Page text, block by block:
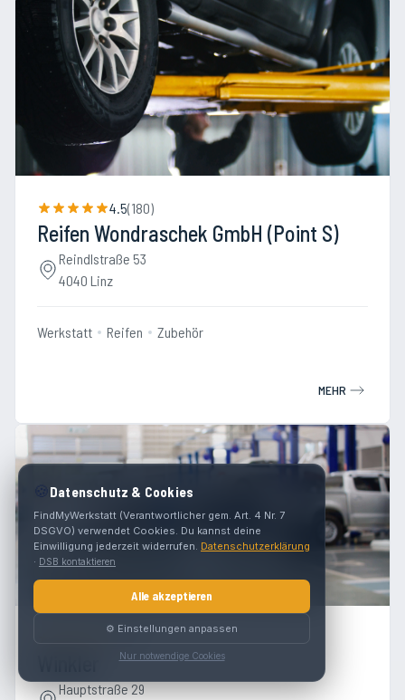
4.5(180)
Reifen Wondraschek GmbH (Point S)
Reindlstraße 53
4040 Linz
Werkstatt Reifen Zubehör
MEHR
4.7(51)
Hauptstraße 29
Datenschutz & Cookies
FindMyWerkstatt (Verantwortlicher gem. Art. 4 Nr. 7
DSGVO) verwendet Cookies. Du kannst deine
Einwilligung jederzeit widerrufen. Datenschutzerklärung
· DSB kontaktieren
Alle akzeptieren
⚙️ Einstellungen anpassen
Nur notwendige Cookies